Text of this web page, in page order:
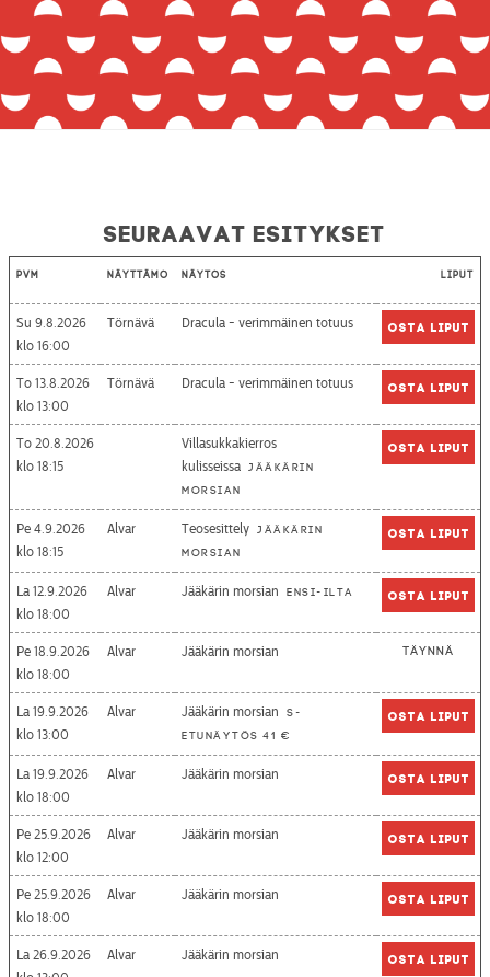
Seuraavat esitykset
Pvm Näyttämö Näytös Liput
Su 9.8.2026
16:00
Törnävä Dracula - verimmäinen totuus Osta liput
To 13.8.2026
13:00
Törnävä Dracula - verimmäinen totuus Osta liput
To 20.8.2026
18:15
Villasukkakierros
kulisseissa Jääkärin
morsian
Osta liput
Pe 4.9.2026
18:15
Alvar Teosesittely Jääkärin
morsian
Osta liput
La 12.9.2026
18:00
Alvar Jääkärin morsian Ensi-ilta Osta liput
Pe 18.9.2026
18:00
Alvar Jääkärin morsian Täynnä
La 19.9.2026
13:00
Alvar Jääkärin morsian
S-
etunäytös 41 €
Osta liput
La 19.9.2026
18:00
Alvar Jääkärin morsian Osta liput
Pe 25.9.2026
12:00
Alvar Jääkärin morsian Osta liput
Pe 25.9.2026
18:00
Alvar Jääkärin morsian Osta liput
La 26.9.2026
Alvar Jääkärin morsian Osta liput